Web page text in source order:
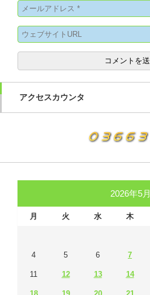
アクセスカウンタ
2026年5月
月 火 水 木
4 5 6 7
11 12 13 14